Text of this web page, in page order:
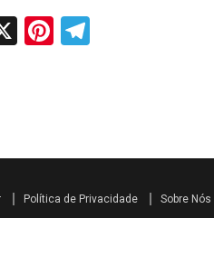
X Pinterest
Política de Privacidade Sobre Nós